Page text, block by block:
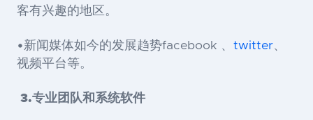
客有兴趣的地区。
•新闻媒体如今的发展趋势facebook 、 twitter、
视频平台等。
3.专业团队和系统软件